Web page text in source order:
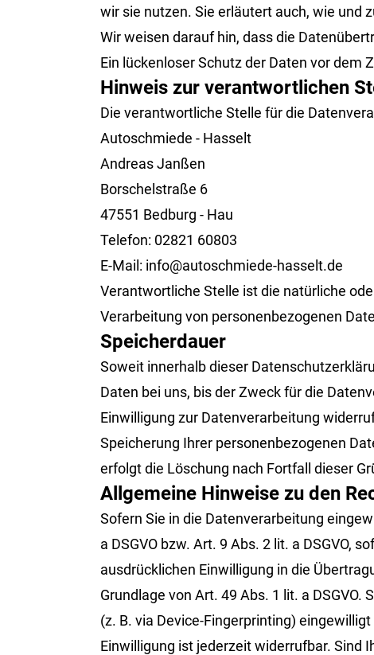
wir sie nutzen. Sie erläutert auch, wie und
Wir weisen darauf hin, dass die
Ein lückenloser Schutz der Daten vor dem
Hinweis zur verantwortlichen
Die verantwortliche Stelle für die
Autoschmiede - Hasselt
Andreas Janßen
Borschelstraße 6
47551 Bedburg - Hau
Telefon: 02821 60803
E-Mail: info@autoschmiede-hasselt.de
Verantwortliche Stelle ist die natürliche
Verarbeitung von personenbezogenen
Speicherdauer
Soweit innerhalb dieser
Daten bei uns, bis der Zweck für die
Einwilligung zur Datenverarbeitung
Speicherung Ihrer personenbezogenen
erfolgt die Löschung nach Fortfall dieser
Allgemeine Hinweise zu den
Sofern Sie in die Datenverarbeitung
a DSGVO bzw. Art. 9 Abs. 2 lit. a DSGVO,
ausdrücklichen Einwilligung in die
Grundlage von Art. 49 Abs. 1 lit. a
(z. B. via Device-Fingerprinting)
Einwilligung ist jederzeit widerrufbar. Sind